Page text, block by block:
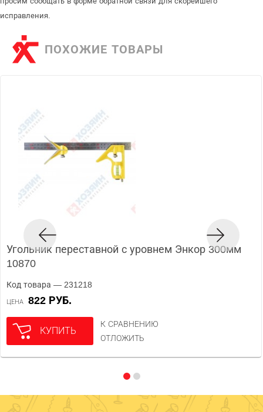
исправления.
ПОХОЖИЕ ТОВАРЫ
Угольник переставной с уровнем Энкор 300мм
10870
Код товара — 231218
ЦЕНА 822 РУБ.
КУПИТЬ
К СРАВНЕНИЮ
ОТЛОЖИТЬ